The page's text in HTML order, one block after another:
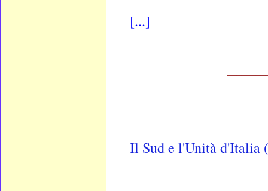
[...]
Il Sud e l'Unità d'Italia